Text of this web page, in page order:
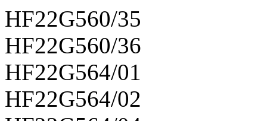
HF22G560/35
HF22G560/36
HF22G564/01
HF22G564/02